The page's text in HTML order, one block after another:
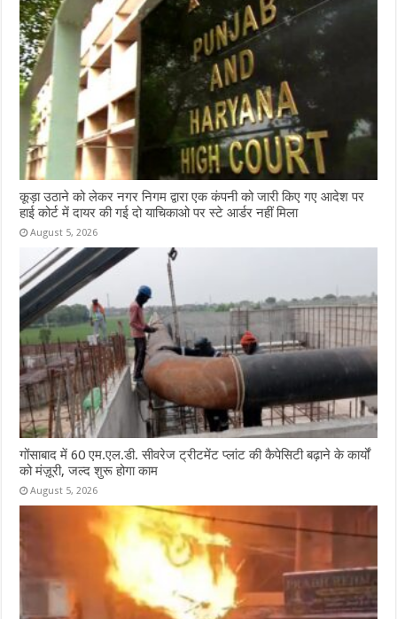
कूड़ा उठाने को लेकर नगर निगम द्वारा एक कंपनी को जारी किए गए आदेश पर
हाई कोर्ट में दायर की गई दो याचिकाओ पर स्टे आर्डर नहीं मिला
August 5, 2026
गोंसाबाद में 60 एम.एल.डी. सीवरेज ट्रीटमेंट प्लांट की कैपेसिटी बढ़ाने के कार्यों
को मंज़ूरी, जल्द शुरू होगा काम
August 5, 2026